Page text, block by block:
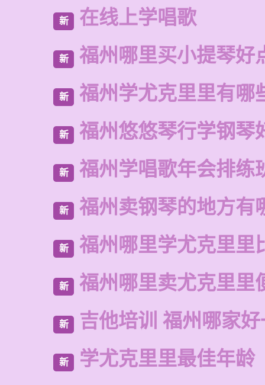
新 在线上学唱歌
新 福州哪里买小提琴好
新 福州学尤克里里有哪
新 福州悠悠琴行学钢琴
新 福州学唱歌年会排练
新 福州卖钢琴的地方有
新 福州哪里学尤克里里
新 福州哪里卖尤克里里
新 吉他培训 福州哪家
新 学尤克里里最佳年龄